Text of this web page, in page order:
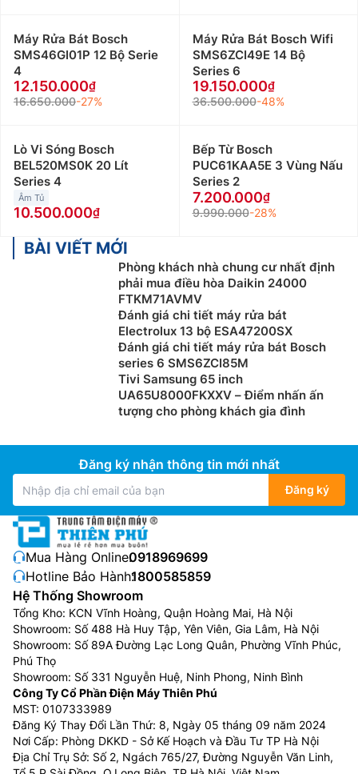
Tiết kiệm thời gian: Người dùng chỉ cần sắp chén bát
gọn gàng vào máy và nhấn nút khởi động, sau đó
chọn chương trình rửa thích hợp thì máy sẽ tự hoạt
động. Khi đó, bạn sẽ có thêm nhiều thời gian để làm
những công việc yêu thích hoặc vui chơi cùng người
Rửa bát mạnh, sạch sâu và tăng cường khử khuẩn:
Mọi vết bẩn cứng đầu sẽ được loại bỏ hoàn toàn vì
dụng cụ nhà bếp được rửa qua nước nóng, sau đó
được sấy khô lại. Bạn chỉ cần lấy chúng ra khỏi máy và
xếp lên kệ, đảm bảo an toàn sử dụng.
Không hại da tay:Nếu rửa chén bát bằng thủ công thì
xà phòng và nước sẽ làm hư hại đến da tay của bạn.
Tuy nhiên, khi rửa bằng máy rửa bát bạn không phải
tiếp xúc trực tiếp với xà phòng và nước nên da tay sẽ
luôn mềm mại, khỏe mạnh.
Nhược điểm của Máy Rửa Bát Samsung
Giá thành khá cao:Máy Rửa Bát Samsung là thiết bị
chuyên dụng nên giá thành khá cao dao động khoảng
từ 6 đến hơn 40 triệu đồng tùy vào dung tích và
thương hiệu mà bạn muốn sử dụng.
Phải sử dụng chất tẩy rửa chuyên dụng:
Đây cũng có
thể coi như một nhược điểm khi người dùng phải sử
dụng loại chất tẩy rửa chuyên dụng cho Máy Rửa Bát
Samsung, và giá thành cũng cao hơn so với nước rửa
chén bát thông thường. Tuy nhiên giờ đây với thời đại
số người dùng có thể dễ dàng mua những loại chất
tẩy rửa này.
Chiếm diện tích khi lắp đặt:Máy Rửa Bát Samsung
thường có diện tích khá lớn, chiếm nhiều không gian
bếp, nhất là với những dòng máy rửa chén dùng được
cho cả nồi, chảo.
Mua Máy Rửa Bát Samsung ở đâu uy tín? Giá
Máy Rửa Bát Samsung ở đâu rẻ?
Máy Rửa Bát Bosch
SMS46GI01P 12 Bộ Serie
4
12.150.000
16.650.000-27%
Máy Rửa Bát Bosch Wifi
SMS6ZCI49E 14 Bộ
Series 6
19.150.000
36.500.000-48%
Lò Vi Sóng Bosch
BEL520MS0K 20 Lít
Series 4
Âm Tủ
10.500.000
Bếp Từ Bosch
PUC61KAA5E 3 Vùng Nấu
Series 2
7.200.000
9.990.000-28%
BÀI VIẾT MỚI
Phòng khách nhà chung cư nhất định
phải mua điều hòa Daikin 24000
FTKM71AVMV
Đánh giá chi tiết máy rửa bát
Electrolux 13 bộ ESA47200SX
Đánh giá chi tiết máy rửa bát Bosch
series 6 SMS6ZCI85M
Tivi Samsung 65 inch
UA65U8000FKXXV – Điểm nhấn ấn
tượng cho phòng khách gia đình
Đăng ký nhận thông tin mới nhất
Đăng ký
Mua Hàng Online:0918969699
Hotline Bảo Hành:1800585859
Hệ Thống Showroom
Tổng Kho: KCN Vĩnh Hoàng, Quận Hoàng Mai, Hà Nội
Showroom: Số 488 Hà Huy Tập, Yên Viên, Gia Lâm, Hà Nội
Showroom: Số 89A Đường Lạc Long Quân, Phường Vĩnh Phúc,
Phú Thọ
Showroom: Số 331 Nguyễn Huệ, Ninh Phong, Ninh Bình
Công Ty Cổ Phần Điện Máy Thiên Phú
MST: 0107333989
Đăng Ký Thay Đổi Lần Thứ: 8, Ngày 05 tháng 09 năm 2024
Nơi Cấp: Phòng DKKD - Sở Kế Hoạch và Đầu Tư TP Hà Nội
Địa Chỉ Trụ Sở: Số 2, Ngách 765/27, Đường Nguyễn Văn Linh,